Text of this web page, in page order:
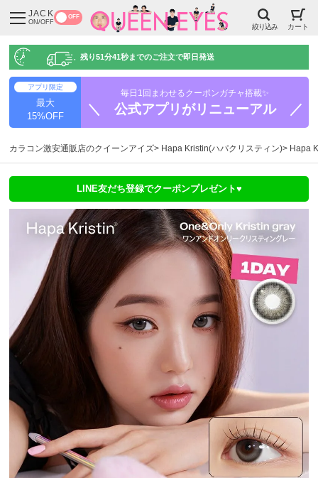
JACK
ON/OFF
OFF
絞り込み カート
残り51分40秒までのご注文で即日発送
アプリ限定
最大
15%OFF
毎日1回まわせるクーポンガチャ搭載✨
＼ 公式アプリがリニューアル ／
カラコン激安通販店のクイーンアイズ Hapa Kristin(ハパクリスティン) Hapa
LINE友だち登録でクーポンプレゼント♥